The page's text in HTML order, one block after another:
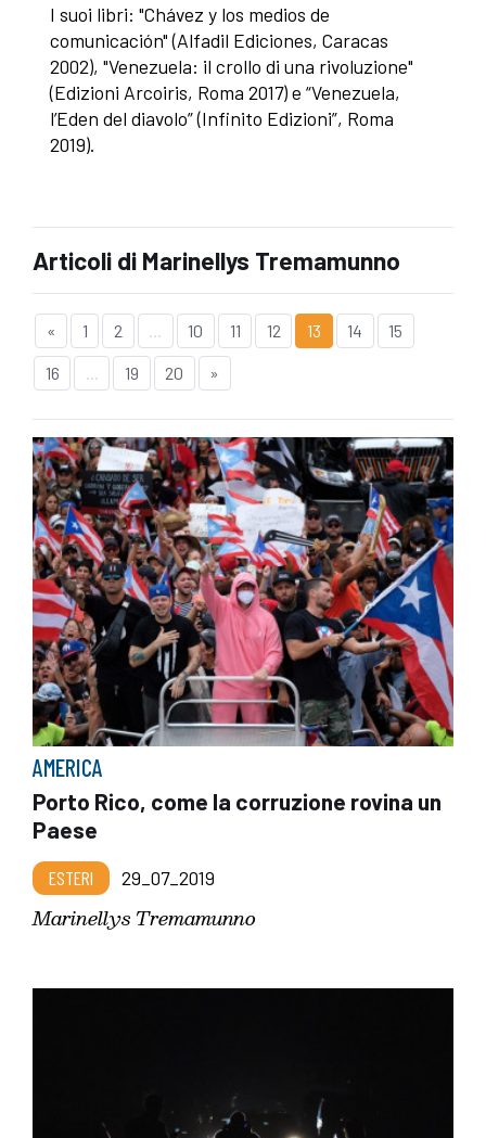
I suoi libri: "Chávez y los medios de
comunicación" (Alfadil Ediciones, Caracas
2002), "Venezuela: il crollo di una rivoluzione"
(Edizioni Arcoiris, Roma 2017) e “Venezuela,
l’Eden del diavolo” (Infinito Edizioni”, Roma
2019).
Articoli di Marinellys Tremamunno
« 1 2 10 11 12 13 14 15
16 ... 19 20 »
AMERICA
Porto Rico, come la corruzione rovina un
Paese
ESTERI 29_07_2019
Marinellys Tremamunno